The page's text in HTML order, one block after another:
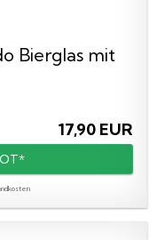
Bierglas mit
17,90 EUR